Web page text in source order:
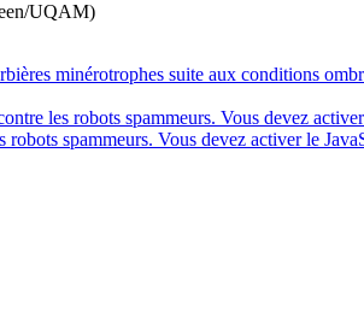
UQAM)
minérotrophes suite aux conditions
les robots spammeurs. Vous devez
robots spammeurs. Vous devez activer le